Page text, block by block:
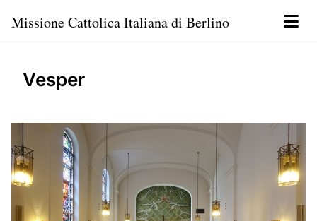
Missione Cattolica Italiana di Berlino
Vesper